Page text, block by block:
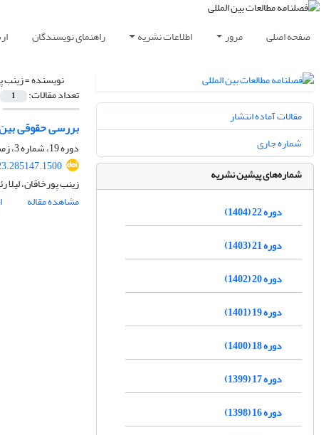
صفحه اصلی مرور اطلاعات نشریه راهنمای نویسندگان
نویسنده =زینب
تعداد مقالات: 1
بررسی حقوقی بین
دوره 19، شماره 3، زمستان 1401، صفحه
زینب پورخاقان،
مشاهده مقاله
مقالات آماده انتشار
شماره جاری
شماره‌های پیشین نشریه
دوره 22 (1404)
دوره 21 (1403)
دوره 20 (1402)
دوره 19 (1401)
دوره 18 (1400)
دوره 17 (1399)
دوره 16 (1398)